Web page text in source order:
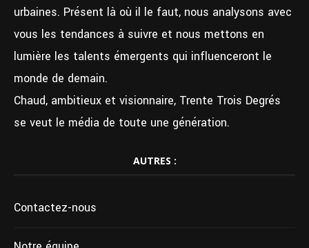
urbaines. Présent là où il le faut, nous analysons avec
vous les tendances à suivre et nous mettons en
lumière les talents émergents qui influenceront le
monde de demain.
Chaud, ambitieux et visionnaire, Trente Trois Degrés
se veut le média de toute une génération.
AUTRES :
Contactez-nous